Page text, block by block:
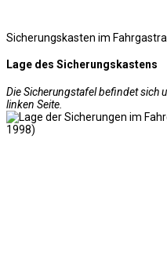
Sicherungskasten im
Lage des Sicherungskastens
Die Sicherungstafel befindet sich
linken Seite.